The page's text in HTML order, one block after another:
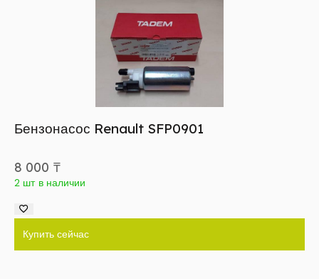
Бензонасос Renault SFP0901
8 000 ₸
2 шт в наличии
Купить сейчас